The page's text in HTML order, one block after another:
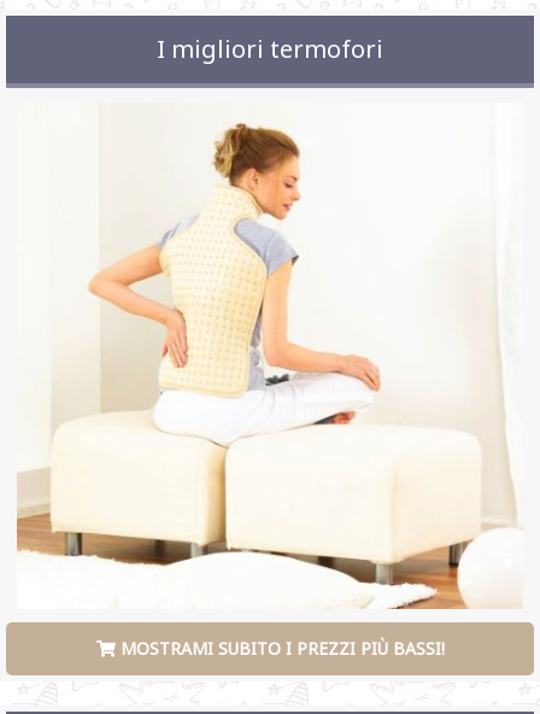
I migliori termofori
MOSTRAMI SUBITO I PREZZI PIÙ BASSI!